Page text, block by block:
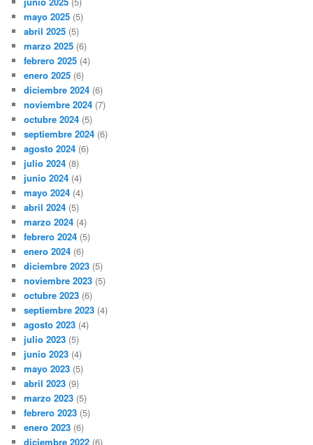
mayo 2025 (5)
abril 2025 (5)
marzo 2025 (6)
febrero 2025 (4)
enero 2025 (6)
diciembre 2024 (6)
noviembre 2024 (7)
octubre 2024 (5)
septiembre 2024 (6)
agosto 2024 (6)
julio 2024 (8)
junio 2024 (4)
mayo 2024 (4)
abril 2024 (5)
marzo 2024 (4)
febrero 2024 (5)
enero 2024 (6)
diciembre 2023 (5)
noviembre 2023 (5)
octubre 2023 (6)
septiembre 2023 (4)
agosto 2023 (4)
julio 2023 (5)
junio 2023 (4)
mayo 2023 (5)
abril 2023 (9)
marzo 2023 (5)
febrero 2023 (5)
enero 2023 (6)
diciembre 2022 (6)